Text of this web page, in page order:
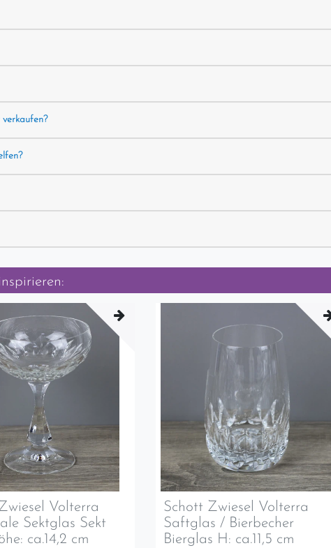
verkaufen?
Volterra
Sektglas Sekt
ca.14,2 cm
Schott Zwiesel Volterra
Saftglas / Bierbecher
Bierglas H: ca.11,5 cm